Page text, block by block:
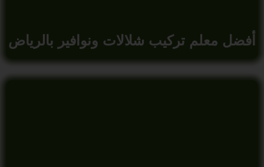
أفضل معلم تركيب شلالات ونوافير بالرياض